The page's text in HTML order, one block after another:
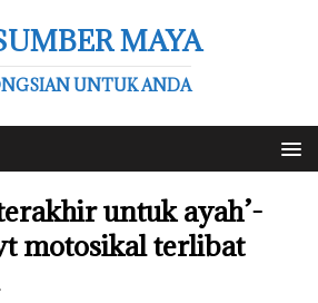
MAYA
UNTUK ANDA
untuk ayah’-
motosikal terlibat